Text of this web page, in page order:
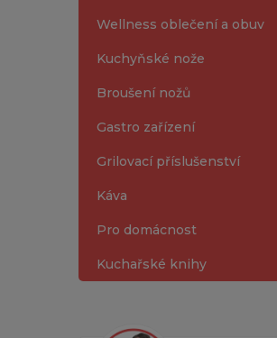
Wellness oblečení a obuv
Kuchyňské nože
Broušení nožů
Gastro zařízení
Grilovací příslušenství
Káva
Pro domácnost
Kuchařské knihy